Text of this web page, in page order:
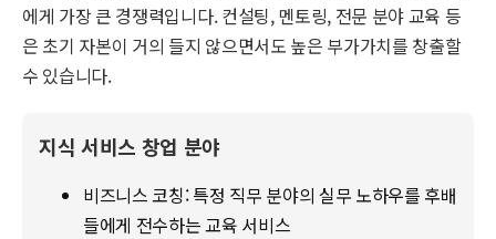
에게 가장 큰 경쟁력입니다. 컨설팅, 멘토링, 전문 분야 교육 등
은 초기 자본이 거의 들지 않으면서도 높은 부가가치를 창출할
수 있습니다.
지식 서비스 창업 분야
비즈니스 코칭: 특정 직무 분야의 실무 노하우를 후배
들에게 전수하는 교육 서비스